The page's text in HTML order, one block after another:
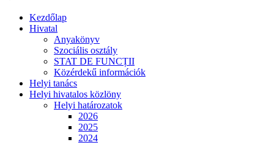
Kezdőlap
Hivatal
Anyakönyv
Szociális osztály
STAT DE FUNCȚII
Közérdekű információk
Helyi tanács
Helyi hivatalos közlöny
Helyi határozatok
2026
2025
2024